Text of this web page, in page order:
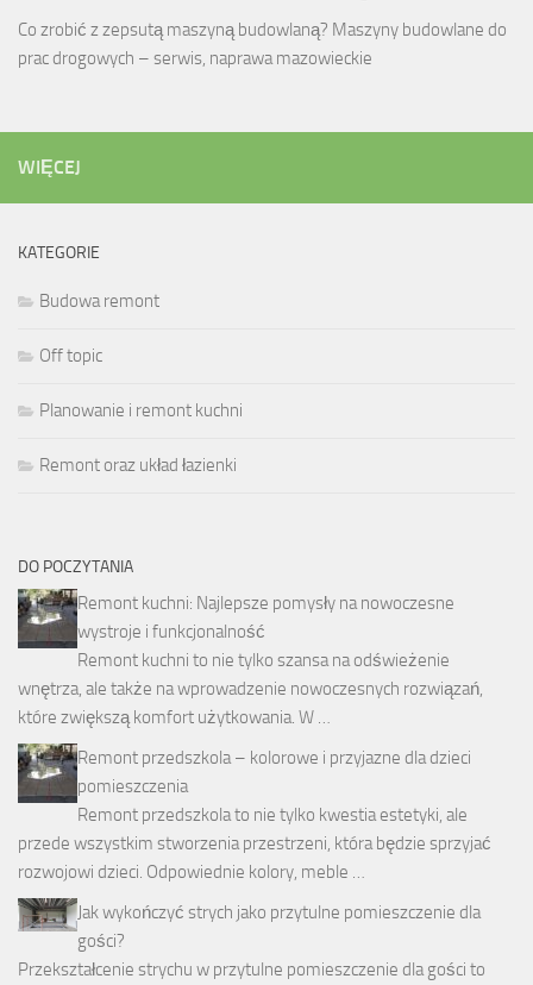
Co zrobić z zepsutą maszyną budowlaną? Maszyny budowlane do
prac drogowych – serwis, naprawa mazowieckie
WIĘCEJ
KATEGORIE
Budowa remont
Off topic
Planowanie i remont kuchni
Remont oraz układ łazienki
DO POCZYTANIA
Remont kuchni: Najlepsze pomysły na nowoczesne
wystroje i funkcjonalność
Remont kuchni to nie tylko szansa na odświeżenie
wnętrza, ale także na wprowadzenie nowoczesnych rozwiązań,
które zwiększą komfort użytkowania. W …
Remont przedszkola – kolorowe i przyjazne dla dzieci
pomieszczenia
Remont przedszkola to nie tylko kwestia estetyki, ale
przede wszystkim stworzenia przestrzeni, która będzie sprzyjać
rozwojowi dzieci. Odpowiednie kolory, meble …
Jak wykończyć strych jako przytulne pomieszczenie dla
gości?
Przekształcenie strychu w przytulne pomieszczenie dla gości to